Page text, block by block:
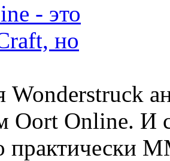
Wonderstruck
Oort Online. И
практически